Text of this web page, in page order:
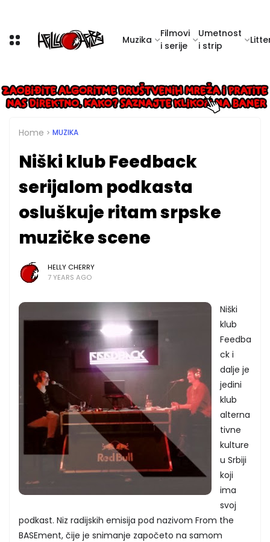
Muzika
Filmovi
i serije
Umetnost
i strip
Home MUZIKA
Niški klub Feedback
serijalom podkasta
osluškuje ritam srpske
muzičke scene
HELLY CHERRY
7 YEARS AGO
Niški
klub
Feedba
ck i
dalje je
jedini
klub
alterna
tivne
kulture
u Srbiji
koji
ima
svoj
podkast. Niz radijskih emisija pod nazivom From the
BASEment, čije je snimanje započeto na samom